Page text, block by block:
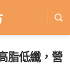
脂低纖，營